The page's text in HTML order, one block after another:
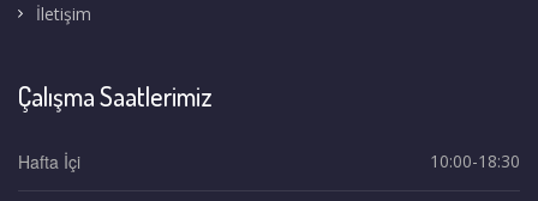
İletişim
Çalışma Saatlerimiz
Hafta İçi 10:00-18:30